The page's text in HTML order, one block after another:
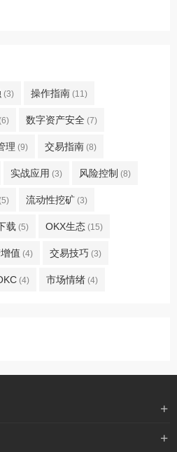
(3) 操作指南 (11)
数字资产安全 (7)
理 (9) 交易指南 (8)
实战应用 (3) 风险控制 (8)
流动性挖矿 (3)
载 (5) OKX生态 (15)
值 (4) 交易技巧 (3)
(4) 市场情绪 (4)